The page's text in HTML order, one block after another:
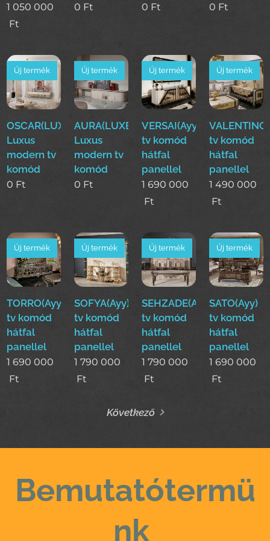
1 050 000
Ft
0 Ft 0 Ft 0 Ft
OSCAR(LUXE)
Luxus
modern tv
komód
Új termék
0 Ft
AURA(LUXE)
Luxus
modern tv
komód
Új termék
0 Ft
VERSAI(Ayy)
tv komód
hátfal
panellel
Új termék
1 690 000
Ft
tv komód
hátfal
panellel
Új termék
1 490 000
Ft
TORRO(Ayy)
tv komód
hátfal
panellel
Új termék
1 690 000
Ft
SOFYA(Ayy)
tv komód
hátfal
panellel
Új termék
1 790 000
Ft
SEHZADE(Ayy)
tv komód
hátfal
panellel
Új termék
1 790 000
Ft
SATO(Ayy)
tv komód
hátfal
panellel
Új termék
1 690 000
Ft
Következő
Bemutatótermü
nk